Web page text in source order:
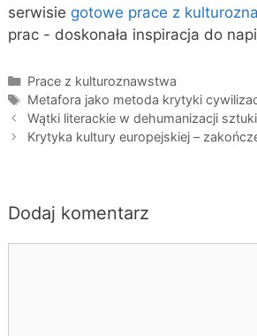
serwisie gotowe prace z
prac - doskonała inspiracja do
Kategorie
Prace z kulturoznawstwa
Tagi
Metafora jako metoda krytyki
Wątki literackie w dehumanizacji sztuki
Krytyka kultury europejskiej –
Dodaj komentarz